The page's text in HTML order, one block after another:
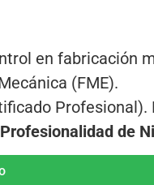
en fabricación
(FME).
de